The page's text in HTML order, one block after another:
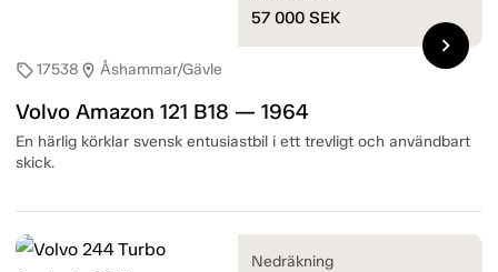
sell17538 location_on Åshammar/Gävle
Volvo Amazon 121 B18 — 1964
En härlig körklar svensk entusiastbil i ett trevligt och användbart
skick.
57 000 SEK
chevron_right
Nedräkning